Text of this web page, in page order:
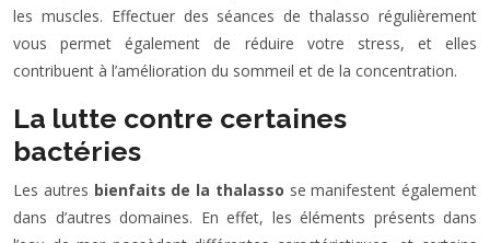
les muscles. Effectuer des séances de thalasso régulièrement
vous permet également de réduire votre stress, et elles
contribuent à l’amélioration du sommeil et de la concentration.
La lutte contre certaines
bactéries
Les autres bienfaits de la thalasso se manifestent également
dans d’autres domaines. En effet, les éléments présents dans